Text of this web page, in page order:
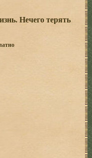
Нечего терять